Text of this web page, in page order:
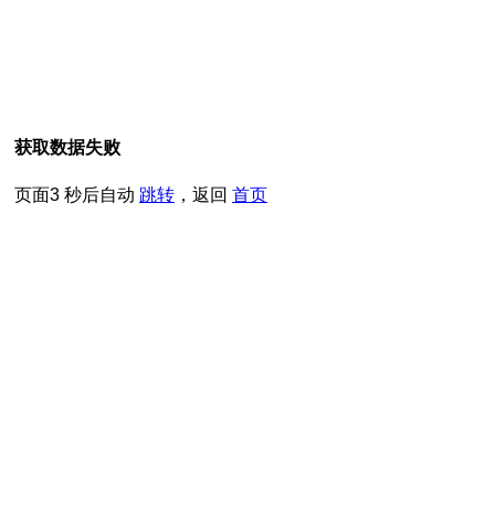
获取数据失败
页面3 秒后自动 跳转 ，返回 首页